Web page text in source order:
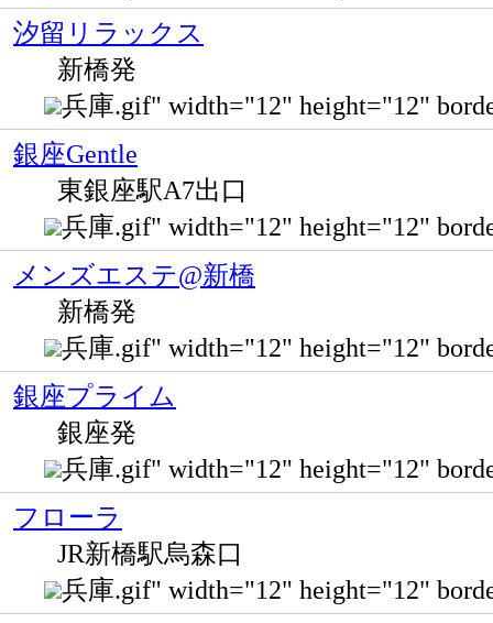
汐留リラックス
新橋発
兵庫.gif" width="12" height="12"
銀座Gentle
東銀座駅A7出口
兵庫.gif" width="12" height="12"
メンズエステ@新橋
新橋発
兵庫.gif" width="12" height="12"
銀座プライム
銀座発
兵庫.gif" width="12" height="12"
フローラ
JR新橋駅烏森口
兵庫.gif" width="12" height="12"